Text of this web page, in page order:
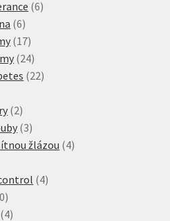
66
66
produktů
1717
produktů
2424
produktů
2222
22
produkty
33
produkty
žlázou 44
44
10
produktů
44